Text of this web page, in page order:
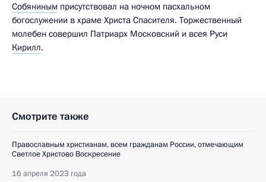
Собяниным присутствовал на ночном пасхальном
богослужении в храме Христа Спасителя. Торжественный
молебен совершил Патриарх Московский и всея Руси
Кирилл.
Смотрите также
Православным христианам, всем гражданам России, отмечающим
Светлое Христово Воскресение
16 апреля 2023 года